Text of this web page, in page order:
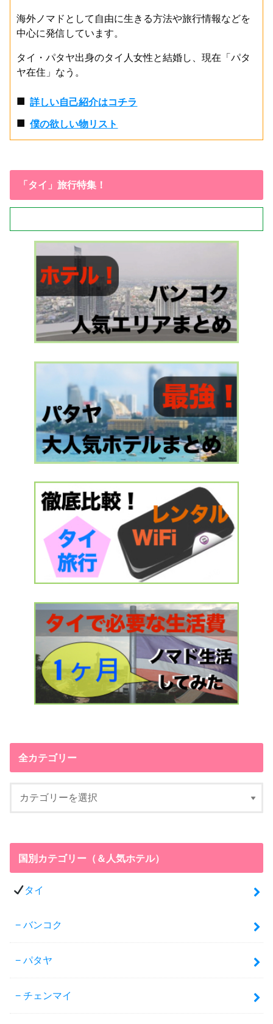
海外ノマドとして自由に生きる方法や旅行情報などを
中心に発信しています。
タイ・パタヤ出身のタイ人女性と結婚し、現在「パタ
ヤ在住」なう。
■詳しい自己紹介はコチラ
■僕の欲しい物リスト
「タイ」旅行特集！
全カテゴリー
国別カテゴリー（＆人気ホテル）
タイ
バンコク
パタヤ
チェンマイ